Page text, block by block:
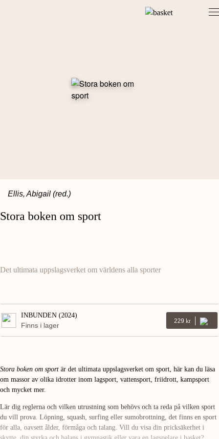
Ellis, Abigail (red.)
Stora boken om sport
Det ultimata uppslagsverket om världens alla sporter
INBUNDEN (2024)
Finns i lager
229 Kr
Stora boken om sport är det ultimata uppslagsverket om sport, här kan du läsa
om massor av olika idrotter inom lagsport, vattensport, friidrott, kampsport
och mycket mer.
Lär dig reglerna och vilken utrustning som behövs och ta reda på vilken sport
du vill prova. Löpning, squash, surfing eller sumobrottning, det finns en sport
för alla, oavsett ålder, förmåga och talang. Vill du visa din pricksäkerhet i